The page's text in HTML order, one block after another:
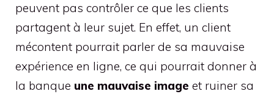
peuvent pas contrôler ce que les clients
partagent à leur sujet. En effet, un client
mécontent pourrait parler de sa mauvaise
expérience en ligne, ce qui pourrait donner à
la banque une mauvaise image et ruiner sa